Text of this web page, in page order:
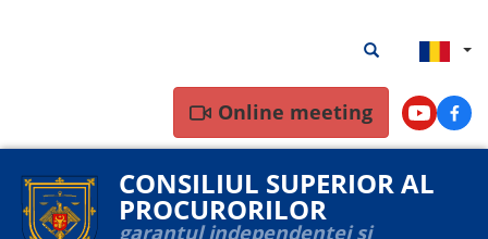
Rezultate
căutare
Rezultate
Online meeting Youtube
CONSILIUL SUPERIOR AL
PROCURORILOR
garantul independenței și